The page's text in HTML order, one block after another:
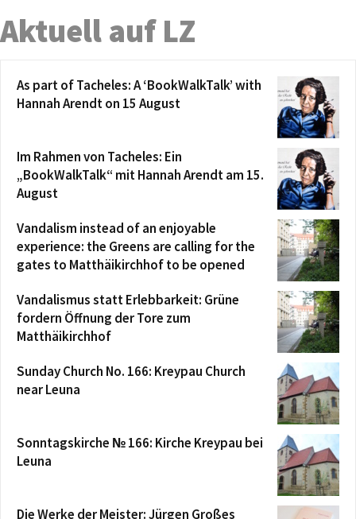
Aktuell auf LZ
As part of Tacheles: A ‘BookWalkTalk’ with
Hannah Arendt on 15 August
Im Rahmen von Tacheles: Ein
„BookWalkTalk“ mit Hannah Arendt am 15.
August
Vandalism instead of an enjoyable
experience: the Greens are calling for the
gates to Matthäikirchhof to be opened
Vandalismus statt Erlebbarkeit: Grüne
fordern Öffnung der Tore zum
Matthäikirchhof
Sunday Church No. 166: Kreypau Church
near Leuna
Sonntagskirche № 166: Kirche Kreypau bei
Leuna
Die Werke der Meister: Jürgen Großes